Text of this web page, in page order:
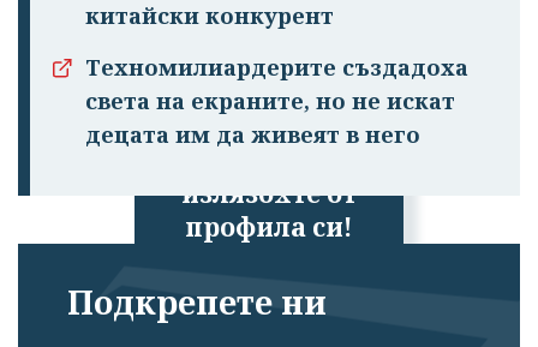
Успешно
излязохте от
профила си!
китайски конкурент
Техномилиардерите създадоха
света на екраните, но не искат
децата им да живеят в него
Подкрепете ни